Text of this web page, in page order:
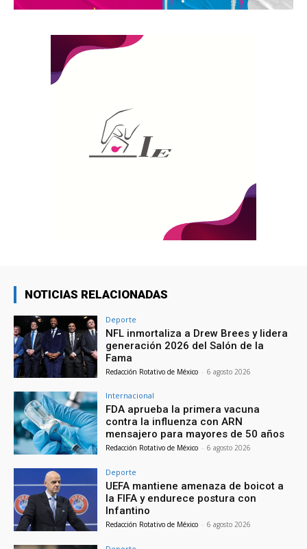
NOTICIAS RELACIONADAS
Deporte
NFL inmortaliza a Drew Brees y lidera
generación 2026 del Salón de la
Fama
Redacción Rotativo de México - 6 agosto 2026
Internacional
FDA aprueba la primera vacuna
contra la influenza con ARN
mensajero para mayores de 50 años
Redacción Rotativo de México - 6 agosto 2026
Deporte
UEFA mantiene amenaza de boicot a
la FIFA y endurece postura con
Infantino
Redacción Rotativo de México - 6 agosto 2026